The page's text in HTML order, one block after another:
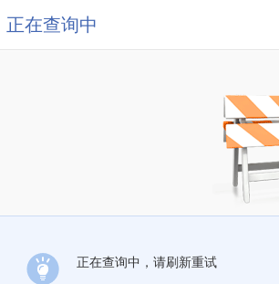
正在查询中
正在查询中，请刷新重试